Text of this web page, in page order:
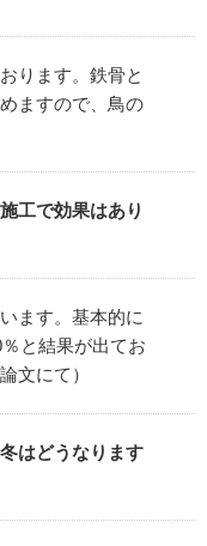
ります。鉄骨と
ますので、鳥の
工で効果はあり
ます。基本的に
と結果が出てお
文にて）
はどうなります